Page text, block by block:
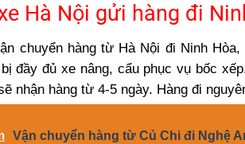
Hà Nội gửi hàng đi
chuyển hàng từ Hà Nội đi Ninh
đầy đủ xe nâng, cẩu phục vụ bốc
nhận hàng từ 4-5 ngày. Hàng đi
Vận chuyển hàng từ Củ Chi đi Nghệ